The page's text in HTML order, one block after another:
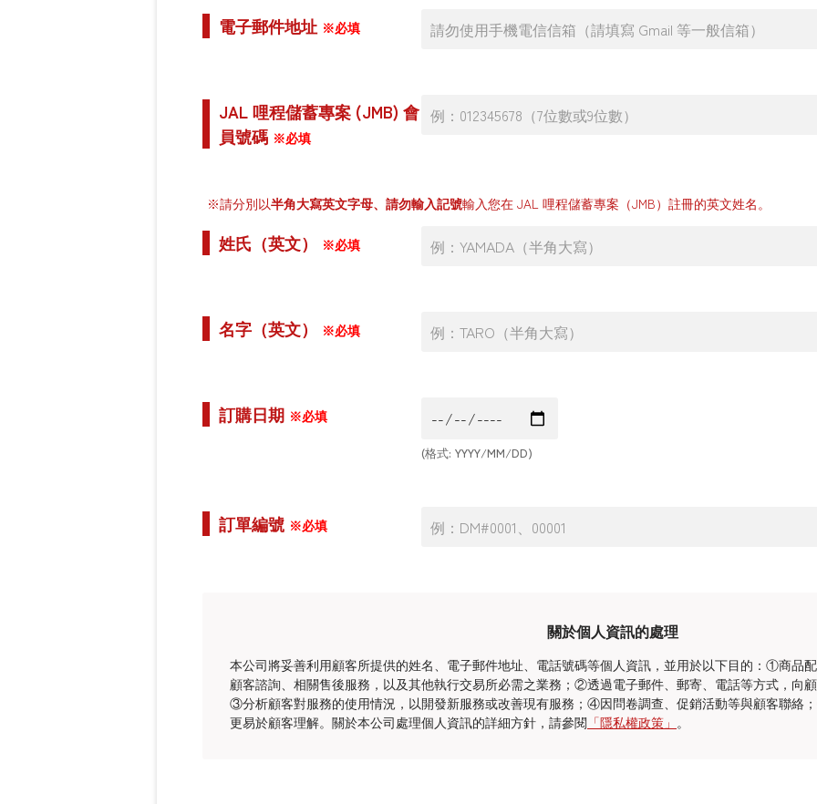
電子郵件地址 ※必填
JAL 哩程儲蓄專案 (JMB) 會
員號碼 ※必填
※請分別以半角大寫英文字母、請勿輸入記號輸入您在 JAL 哩程儲蓄專案（JMB）註冊的英文姓名。
姓氏（英文） ※必填
名字（英文） ※必填
訂購日期 ※必填
(格式: YYYY/MM/DD)
訂單編號 ※必填
關於個人資訊的處理
本公司將妥善利用顧客所提供的姓名、電子郵件地址、電話號碼等個人資訊，並用於以下目的：①商品
顧客諮詢、相關售後服務，以及其他執行交易所必需之業務；②透過電子郵件、郵寄、電話等方式，向
③分析顧客對服務的使用情況，以開發新服務或改善現有服務；④因問卷調查、促銷活動等與顧客聯絡
更易於顧客理解。關於本公司處理個人資訊的詳細方針，請參閱 「隱私權政策」 。